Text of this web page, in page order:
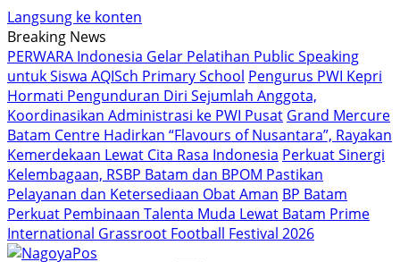
Langsung ke konten
Breaking News
PERWARA Indonesia Gelar Pelatihan Public Speaking
untuk Siswa AQISch Primary School Pengurus PWI Kepri
Hormati Pengunduran Diri Sejumlah Anggota,
Koordinasikan Administrasi ke PWI Pusat Grand Mercure
Batam Centre Hadirkan “Flavours of Nusantara”, Rayakan
Kemerdekaan Lewat Cita Rasa Indonesia Perkuat Sinergi
Kelembagaan, RSBP Batam dan BPOM Pastikan
Pelayanan dan Ketersediaan Obat Aman BP Batam
Perkuat Pembinaan Talenta Muda Lewat Batam Prime
International Grassroot Football Festival 2026